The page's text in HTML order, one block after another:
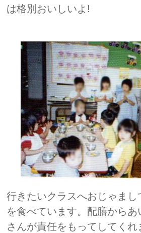
は格別おいしいよ!
行きたいクラスへおじゃまし
を食べています。配膳からあ
さんが責任をもってしてくれ